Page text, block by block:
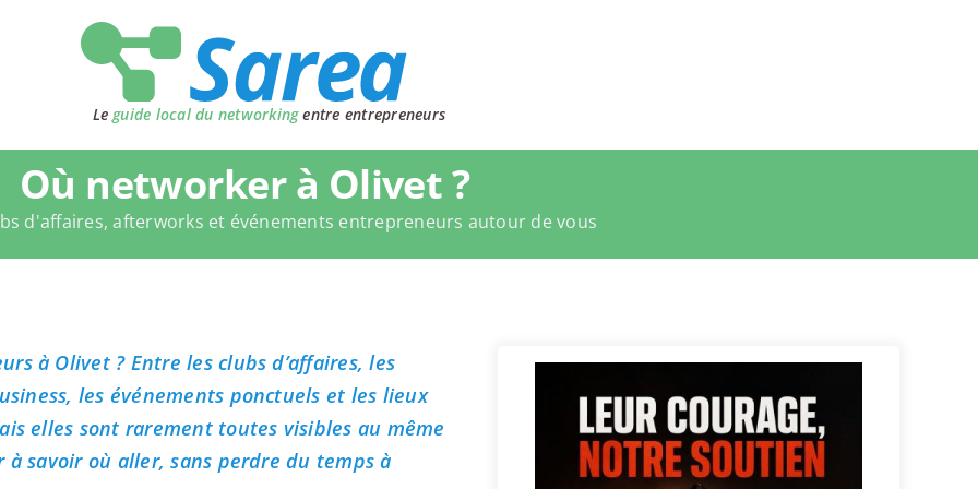
Le guide local du networkingentre entrepreneurs
Où networker à Olivet ?
d'affaires, afterworks et événements entrepreneurs autour de vous
à Olivet ? Entre les clubs d’affaires, les
les événements ponctuels et les lieux
elles sont rarement toutes visibles au même
savoir où aller, sans perdre du temps à